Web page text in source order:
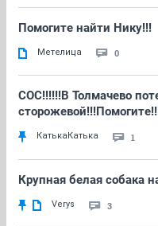
Помогите найти Нику!!!
Метелица 0
СОС!!!!!!В Толмачево
КатькаКатька 1
Крупная белая собака
Verys 3